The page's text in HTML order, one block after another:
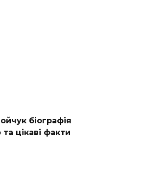
біографія
цікаві факти